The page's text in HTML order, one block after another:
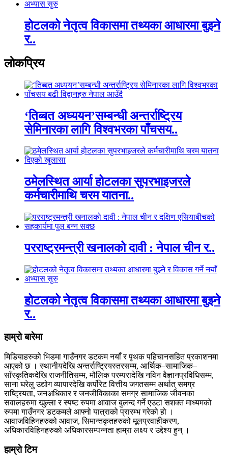
होटलको नेतृत्व विकासमा तथ्यका आधारमा बुझ्ने
र..
लाेकप्रिय
‘तिब्बत अध्ययन’सम्बन्धी अन्तर्राष्ट्रिय
सेमिनारका लागि विश्वभरका पाँचसय..
ठमेलस्थित आर्या होटलका सुपरभाइजरले
कर्मचारीमाथि चरम यातना..
परराष्ट्रमन्त्री खनालको दावी : नेपाल चीन र..
होटलको नेतृत्व विकासमा तथ्यका आधारमा बुझ्ने
र..
हाम्रो बारेमा
मिडियाहरुको भिडमा गाउँनगर डटकम नयाँ र पृथक पहिचानसहित प्रकाशनमा
आएको छ । स्थानीयदेखि अन्तर्राष्ट्रियस्तरसम्म, आर्थिक–सामाजिक–
साँस्कृतिकदेखि राजनीतिसम्म, मौलिक परम्परादेखि नविन वैज्ञानप्रविधिसम्म,
साना घरेलु उद्योग व्यापारदेखि कर्पोरेट वित्तीय जगतसम्म अर्थात् समग्र
राष्ट्रियता, जनअधिकार र जनजीविकाका समग्र सामाजिक जीवनका
सवालहरुमा खुल्ला र स्पष्ट रुपमा आवाज बुलन्द गर्ने एउटा सशक्त माध्यमको
रुपमा गाउँनगर डटकमले आफ्नो यात्राको प्रारम्भ गरेको हो ।
आवाजविहिनहरुको आवाज, सिमान्तकृतहरुको मूलप्रवाहीकरण,
अधिकारविहिनहरुको अधिकारसम्पन्नता हाम्रा लक्ष्य र उद्देश्य हुन् ।
हाम्राे टिम